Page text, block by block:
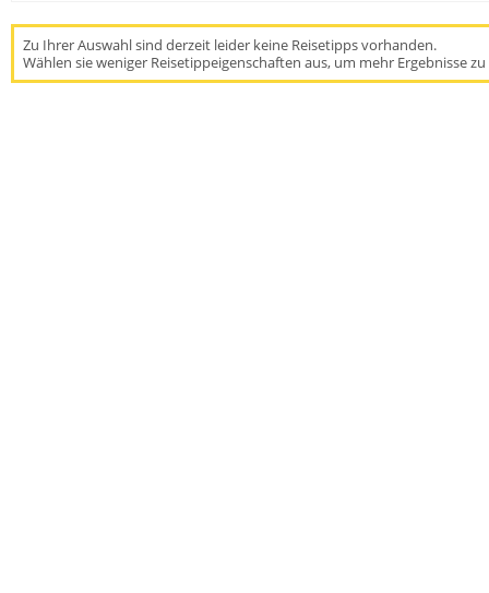
Zu Ihrer Auswahl sind derzeit leider keine Reisetipps vorhanden.
Wählen sie weniger Reisetippeigenschaften aus, um mehr Ergebnisse